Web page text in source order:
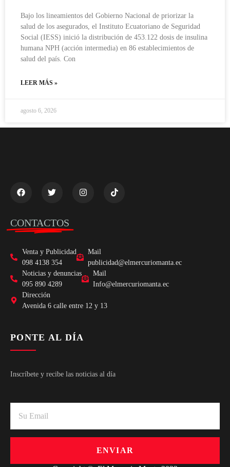
Bajo los lineamientos del Gobierno Nacional de priorizar la
salud de los asegurados, el Instituto Ecuatoriano de Seguridad
Social (IESS) inició la distribución de 453.122 dosis de insulina
humana NPH (acción intermedia) en 86 establecimientos de
salud del país. Con
LEER MÁS »
agosto 6, 2026
CONTACTOS
Venta y Publicidad
098 4138 354
Mail
publicidad@elmercuriomanta.ec
Noticias y denuncias
095 890 4289
Mail
Info@elmercuriomanta.ec
Dirección
Avenida 6 calle entre 12 y 13
PONTE AL DÍA
Inscríbete y recibe las noticias al día
ENVIAR